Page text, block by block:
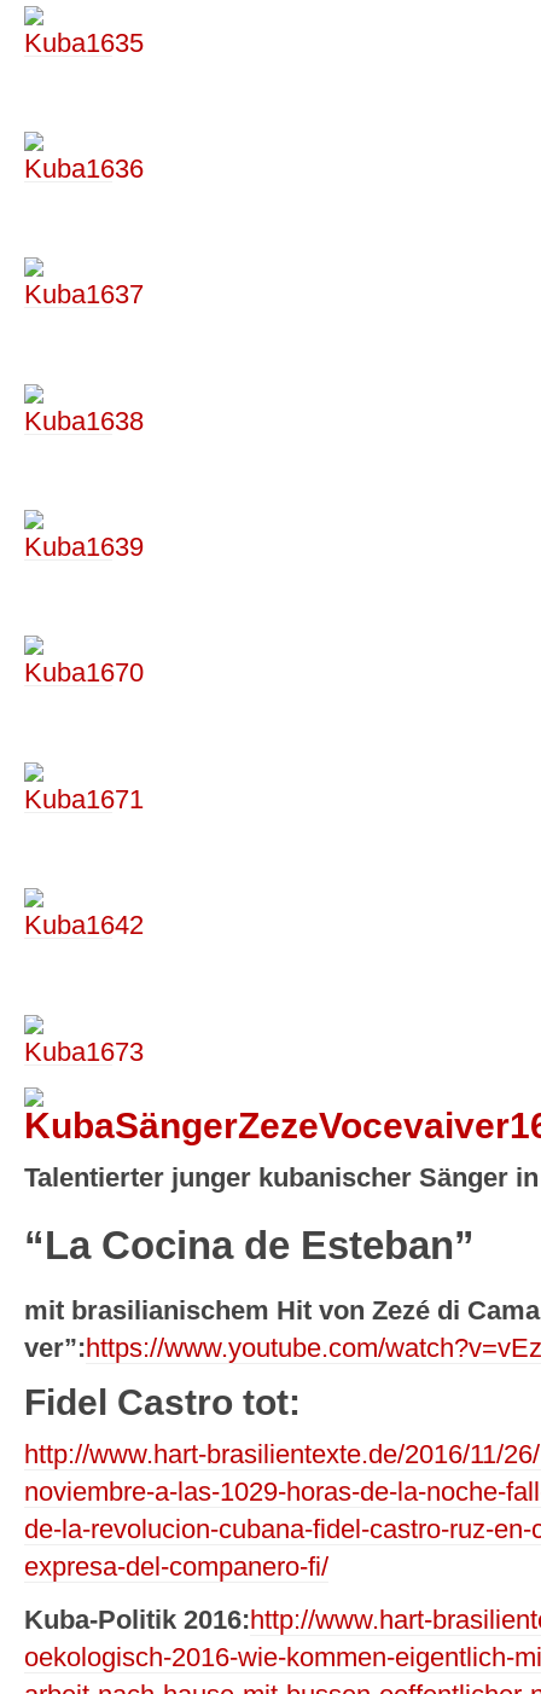
Talentierter junger kubanischer Sänger
“La Cocina de Esteban”
mit brasilianischem Hit von Zezé di
ver”:https://www.youtube.com/
Fidel Castro tot:
http://www.hart-brasilientexte.de/2016/11/
noviembre-a-las-1029-horas-de-la-noche-
de-la-revolucion-cubana-fidel-castro-ruz-
expresa-del-companero-fi/
Kuba-Politik 2016:http://www.hart-
oekologisch-2016-wie-kommen-eigentlich-